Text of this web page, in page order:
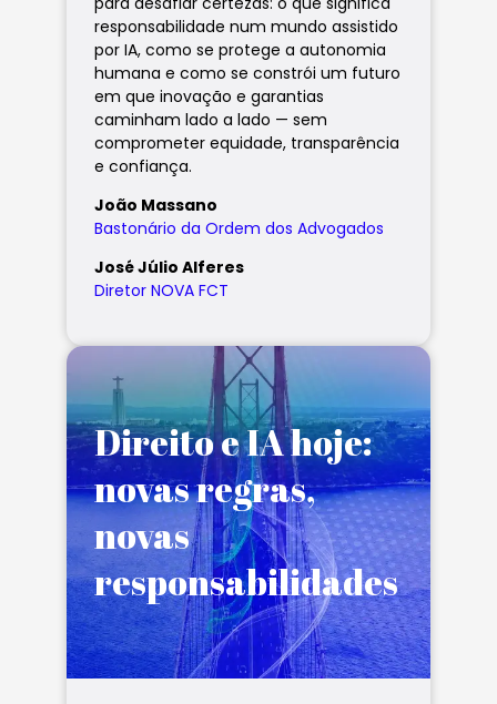
responsabilidade num mundo assistido
por IA, como se protege a autonomia
humana e como se constrói um futuro
em que inovação e garantias
caminham lado a lado — sem
comprometer equidade, transparência
e confiança.
João Massano
Bastonário da Ordem dos Advogados
José Júlio Alferes
Diretor NOVA FCT
Direito e IA hoje:
novas regras,
novas
responsabilidades